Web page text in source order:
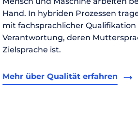
Hand. In hybriden Prozessen
mit fachsprachlicher Qualifikation
Verantwortung, deren
Zielsprache ist.
Mehr über Qualität erfahren